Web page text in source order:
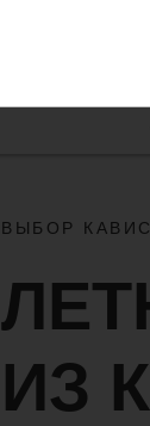
ВЫБОР
ИЗ